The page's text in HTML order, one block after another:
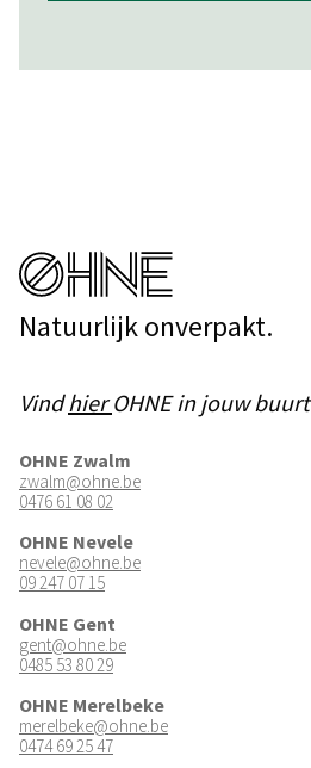
Natuurlijk onverpakt.
VindhierOHNE in jouw buurt
OHNE Zwalm
zwalm@ohne.be
0476 61 08 02
OHNE Nevele
nevele@ohne.be
09 247 07 15
OHNE Gent
gent@ohne.be
0485 53 80 29
OHNE Merelbeke
merelbeke@ohne.be
0474 69 25 47